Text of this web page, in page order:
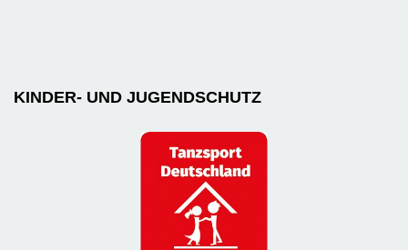
KINDER- UND JUGENDSCHUTZ